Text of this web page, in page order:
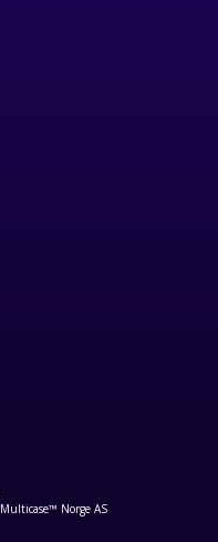
Multicase™ Norge AS